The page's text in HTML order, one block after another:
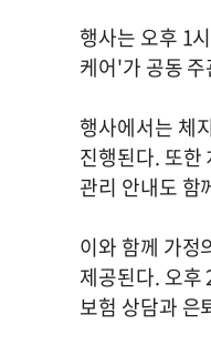
행사는 오후 1
케어'가 공동
행사에서는 체
진행된다. 또한
관리 안내도 함
이와 함께 가정
제공된다. 오후
보험 상담과 은